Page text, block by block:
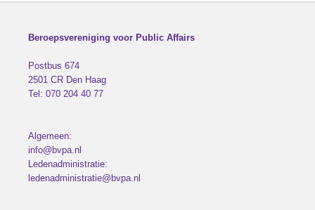
Beroepsvereniging voor Public Affairs
Postbus 674
2501 CR Den Haag
Tel: 070 204 40 77
Algemeen:
info@bvpa.nl
Ledenadministratie:
ledenadministratie@bvpa.nl